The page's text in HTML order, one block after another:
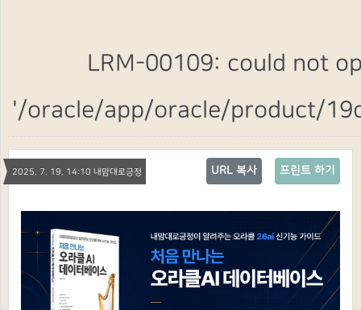
LRM-00109: could not
'/oracle/app/oracle/product/
2025. 7. 19. 14:10 내맘대로긍정 프린트 하기
URL 복사